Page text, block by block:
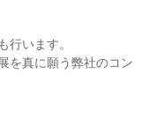
行います。
を真に願う弊社のコン